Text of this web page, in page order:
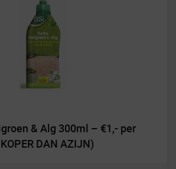
& Alg 300ml – €1,- per
DAN AZIJN)